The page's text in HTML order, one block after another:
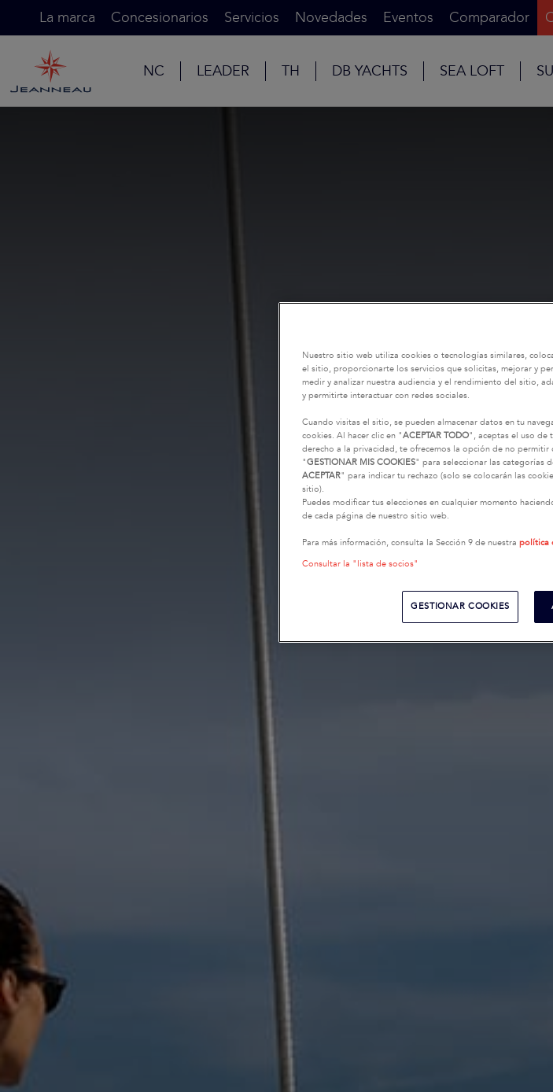
La marca Concesionarios Servicios Novedades Eventos Comparador
NC LEADER TH DB YACHTS SEA LOFT
Nuestro sitio web utiliza cookies o tecnologías similares,
el sitio, proporcionarte los servicios que solicitas, mejorar y
medir y analizar nuestra audiencia y el rendimiento del sitio,
y permitirte interactuar con redes sociales.
Cuando visitas el sitio, se pueden almacenar datos en tu
cookies. Al hacer clic en "ACEPTAR TODO", aceptas el uso de
derecho a la privacidad, te ofrecemos la opción de no permitir
"GESTIONAR MIS COOKIES" para seleccionar las categorías
ACEPTAR" para indicar tu rechazo (solo se colocarán las
sitio).
Puedes modificar tus elecciones en cualquier momento
de cada página de nuestro sitio web.
Para más información, consulta la Sección 9 de nuestra política
Consultar la "lista de socios"
GESTIONAR COOKIES